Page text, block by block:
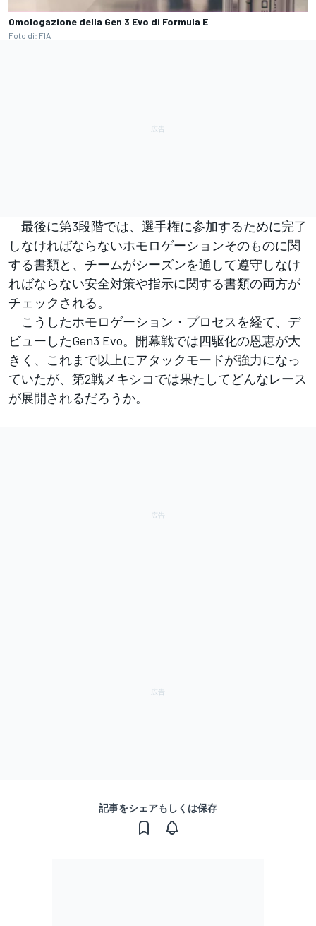
Omologazione della Gen 3 Evo di Formula E
Foto di: FIA
最後に第3段階では、選手権に参加するために完了
しなければならないホモロゲーションそのものに関
する書類と、チームがシーズンを通して遵守しなけ
ればならない安全対策や指示に関する書類の両方が
チェックされる。
こうしたホモロゲーション・プロセスを経て、デ
ビューしたGen3 Evo。開幕戦では四駆化の恩恵が大
きく、これまで以上にアタックモードが強力になっ
ていたが、第2戦メキシコでは果たしてどんなレース
が展開されるだろうか。
記事をシェアもしくは保存